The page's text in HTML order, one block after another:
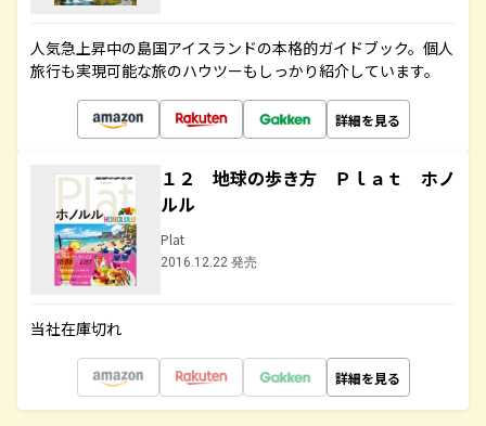
人気急上昇中の島国アイスランドの本格的ガイドブック。個人
旅行も実現可能な旅のハウツーもしっかり紹介しています。
詳細を見る
１２ 地球の歩き方 Ｐｌａｔ ホノ
ルル
Plat
2016.12.22 発売
当社在庫切れ
詳細を見る